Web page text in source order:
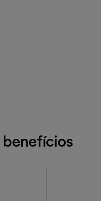
benefícios